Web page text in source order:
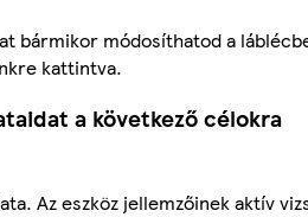
bármikor módosíthatod a
kattintva.
a következő célokra
Az eszköz jellemzőinek aktív